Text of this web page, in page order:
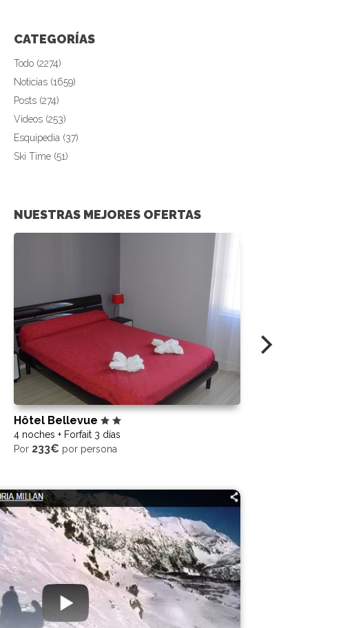
CATEGORÍAS
Todo (2274)
Noticias (1659)
Posts (274)
Videos (253)
Esquipedia (37)
Ski Time (51)
NUESTRAS MEJORES OFERTAS
Hôtel Bellevue
4 noches + Forfait 3 días
Por 233€ por persona